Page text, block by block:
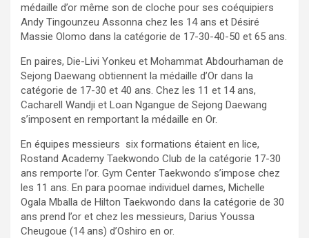
médaille d’or même son de cloche pour ses coéquipiers
Andy Tingounzeu Assonna chez les 14 ans et Désiré
Massie Olomo dans la catégorie de 17-30-40-50 et 65 ans.
En paires, Die-Livi Yonkeu et Mohammat Abdourhaman de
Sejong Daewang obtiennent la médaille d’Or dans la
catégorie de 17-30 et 40 ans. Chez les 11 et 14 ans,
Cacharell Wandji et Loan Ngangue de Sejong Daewang
s’imposent en remportant la médaille en Or.
En équipes messieurs six formations étaient en lice,
Rostand Academy Taekwondo Club de la catégorie 17-30
ans remporte l’or. Gym Center Taekwondo s’impose chez
les 11 ans. En para poomae individuel dames, Michelle
Ogala Mballa de Hilton Taekwondo dans la catégorie de 30
ans prend l’or et chez les messieurs, Darius Youssa
Cheugoue (14 ans) d’Oshiro en or.